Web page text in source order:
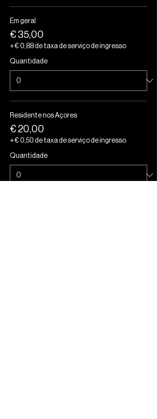
Em geral
€ 35,00
+ € 0,88 de taxa de serviço de ingresso
Quantidade
Residente nos Açores
€ 20,00
+ € 0,50 de taxa de serviço de ingresso
Quantidade